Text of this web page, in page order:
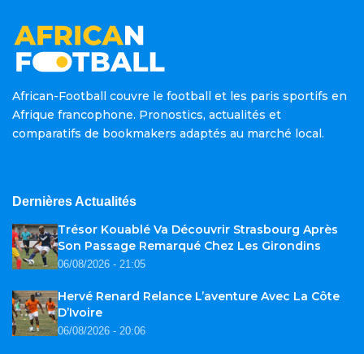
African-Football couvre le football et les paris sportifs en
Afrique francophone. Pronostics, actualités et
comparatifs de bookmakers adaptés au marché local.
Dernières Actualités
Trésor Kouablé Va Découvrir Strasbourg Après
Son Passage Remarqué Chez Les Girondins
06/08/2026 - 21:05
Hervé Renard Relance L’aventure Avec La Côte
D’Ivoire
06/08/2026 - 20:06